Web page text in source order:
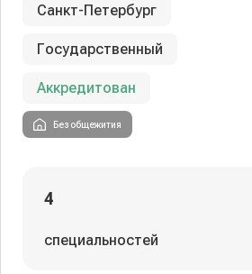
Санкт-Петербург
Государственный
Аккредитован
Без общежития
4
специальностей